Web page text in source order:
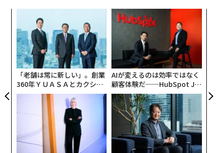
「老舗は常に新しい」。創業
360年ＹＵＡＳＡとカクシン
CEO田尻望が語る、AIを超え
る人の価値
AIが変えるのは効率ではなく
顧客体験だ──HubSpot Ja
panが語る「Grow Better」
な組織のつくり方